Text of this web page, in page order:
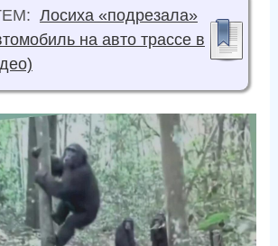
Лосиха «подрезала»
на авто трассе в